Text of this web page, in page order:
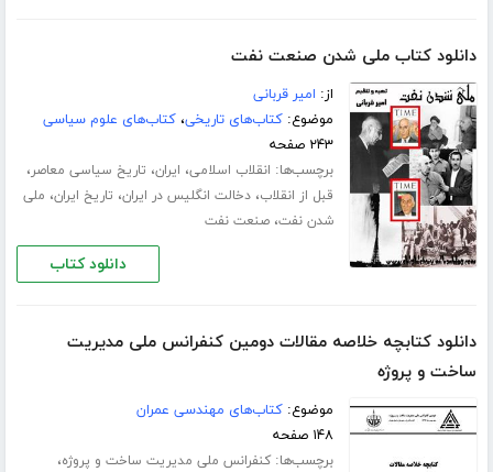
دانلود کتاب ملی شدن صنعت نفت
از: امیر قربانی
موضوع:کتاب‌های تاریخی،کتاب‌های علوم سیاسی
۲۴۳ صفحه
برچسب‌ها: انقلاب اسلامی، ایران، تاریخ سیاسی معاصر،
قبل از انقلاب،دخالت انگلیس در ایران، تاریخ ایران، ملی
شدن نفت،صنعت نفت
دانلود کتاب
دانلود کتابچه خلاصه مقالات دومین کنفرانس ملی مدیریت
ساخت و پروژه
موضوع:کتاب‌های مهندسی عمران
۱۴۸ صفحه
برچسب‌ها:کنفرانس ملی مدیریت ساخت و پروژه،